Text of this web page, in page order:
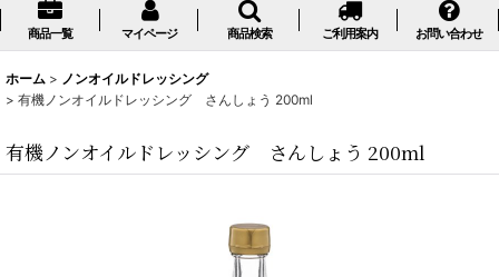
商品一覧 マイページ 商品検索 ご利用案内 お問い合わせ
ホーム > ノンオイルドレッシング
> 有機ノンオイルドレッシング さんしょう 200ml
有機ノンオイルドレッシング さんしょう 200ml